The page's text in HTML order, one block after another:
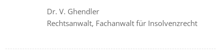
Dr. V. Ghendler
Rechtsanwalt, Fachanwalt für Insolvenzrecht